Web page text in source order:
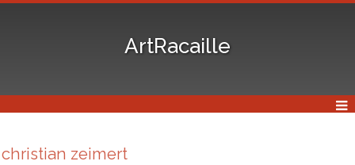
ArtRacaille
christian zeimert